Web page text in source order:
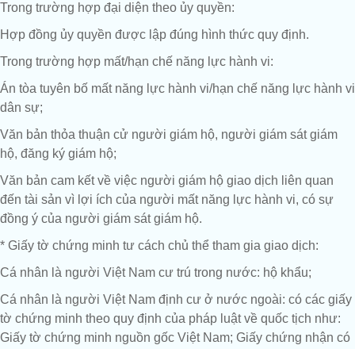
Trong trường hợp đại diện theo ủy quyền:
Hợp đồng ủy quyền được lập đúng hình thức quy định.
Trong trường hợp mất/hạn chế năng lực hành vi:
Án tòa tuyên bố mất năng lực hành vi/hạn chế năng lực hành vi
dân sự;
Văn bản thỏa thuận cử người giám hộ, người giám sát giám
hộ, đăng ký giám hộ;
Văn bản cam kết về việc người giám hộ giao dịch liên quan
đến tài sản vì lợi ích của người mất năng lực hành vi, có sự
đồng ý của người giám sát giám hộ.
* Giấy tờ chứng minh tư cách chủ thể tham gia giao dịch:
Cá nhân là người Việt Nam cư trú trong nước: hộ khẩu;
Cá nhân là người Việt Nam định cư ở nước ngoài: có các giấy
tờ chứng minh theo quy định của pháp luật về quốc tịch như:
Giấy tờ chứng minh nguồn gốc Việt Nam; Giấy chứng nhận có